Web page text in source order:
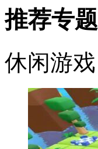
推荐专题
休闲游戏